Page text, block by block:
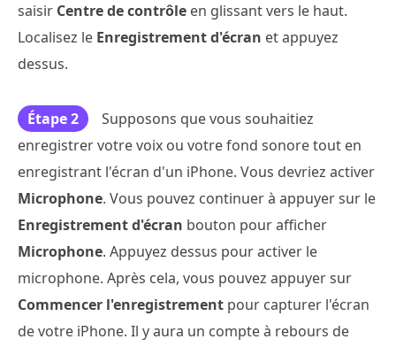
saisir Centre de contrôle en glissant vers le haut.
Localisez le Enregistrement d'écran et appuyez
dessus.
Étape 2
Supposons que vous souhaitiez
enregistrer votre voix ou votre fond sonore tout en
enregistrant l'écran d'un iPhone. Vous devriez activer
Microphone. Vous pouvez continuer à appuyer sur le
Enregistrement d'écran bouton pour afficher
Microphone. Appuyez dessus pour activer le
microphone. Après cela, vous pouvez appuyer sur
Commencer l'enregistrement pour capturer l'écran
de votre iPhone. Il y aura un compte à rebours de